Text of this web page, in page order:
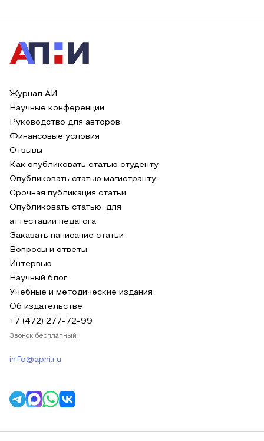
Журнал АИ
Научные конференции
Руководство для авторов
Финансовые условия
Отзывы
Как опубликовать статью студенту
Опубликовать статью магистранту
Срочная публикация статьи
Опубликовать статью для
аттестации педагога
Заказать написание статьи
Вопросы и ответы
Интервью
Научный блог
Учебные и методические издания
Об издательстве
+7 (472) 277-72-99
Звонок бесплатный
info@apni.ru